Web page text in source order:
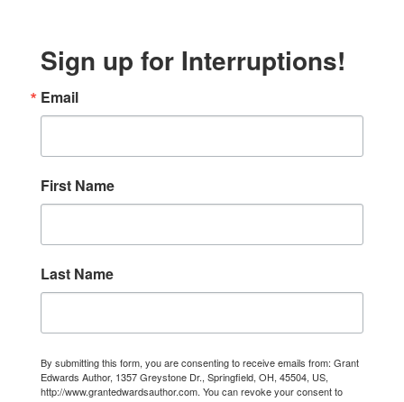
Sign up for Interruptions!
Email
First Name
Last Name
By submitting this form, you are consenting to receive emails from: Grant
Edwards Author, 1357 Greystone Dr., Springfield, OH, 45504, US,
http://www.grantedwardsauthor.com. You can revoke your consent to